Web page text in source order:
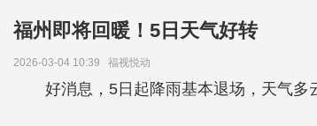
福州即将回暖！5日天气好转
2026-03-04 10:39 福视悦动
好消息，5日起降雨基本退场，天气多